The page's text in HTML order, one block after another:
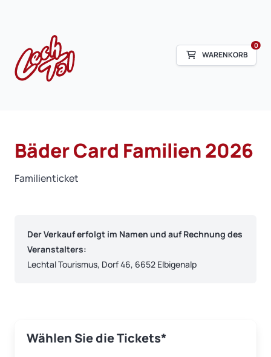
0
WARENKORB
Bäder Card Familien 2026
Familienticket
Der Verkauf erfolgt im Namen und auf Rechnung des
Veranstalters:
Lechtal Tourismus, Dorf 46, 6652 Elbigenalp
Wählen Sie die Tickets*